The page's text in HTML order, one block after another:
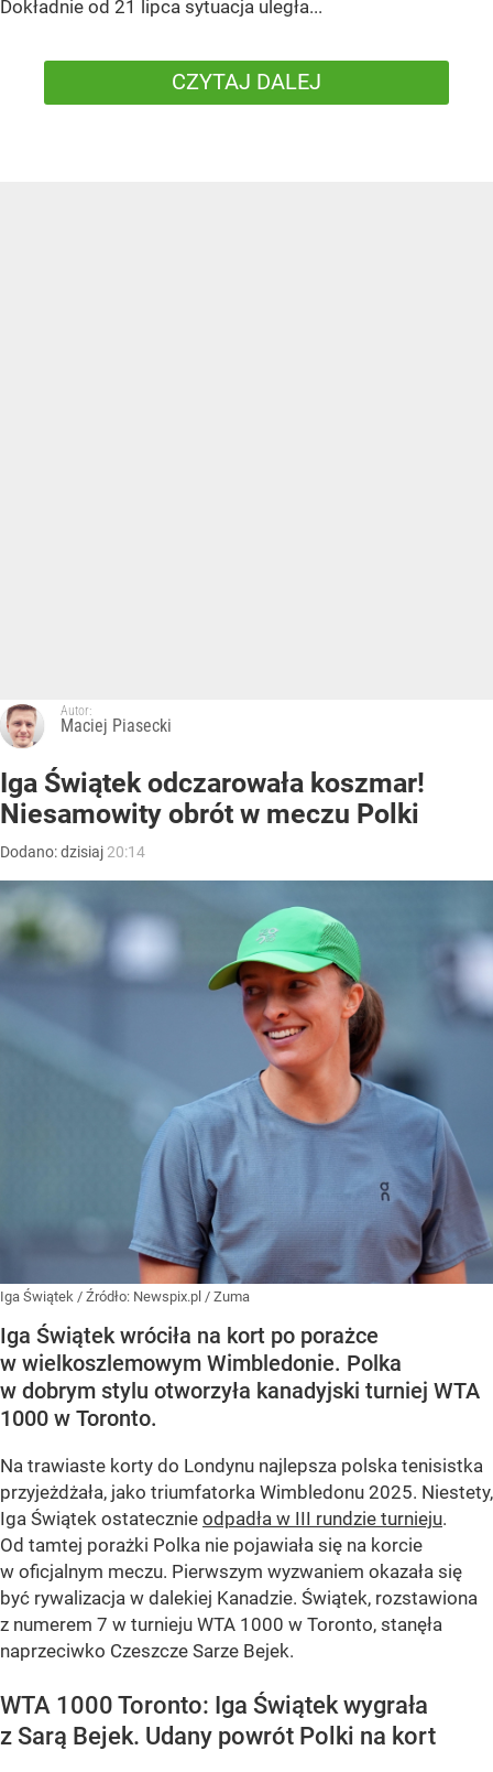
Dokładnie od 21 lipca sytuacja uległa...
CZYTAJ DALEJ
Autor:
Maciej Piasecki
Iga Świątek odczarowała koszmar!
Niesamowity obrót w meczu Polki
Dodano:dzisiaj 20:14
Iga Świątek / Źródło: Newspix.pl / Zuma
Iga Świątek wróciła na kort po porażce
w wielkoszlemowym Wimbledonie. Polka
w dobrym stylu otworzyła kanadyjski turniej WTA
1000 w Toronto.
Na trawiaste korty do Londynu najlepsza polska tenisistka
przyjeżdżała, jako triumfatorka Wimbledonu 2025. Niestety,
Iga Świątek ostatecznie odpadła w III rundzie turnieju.
Od tamtej porażki Polka nie pojawiała się na korcie
w oficjalnym meczu. Pierwszym wyzwaniem okazała się
być rywalizacja w dalekiej Kanadzie. Świątek, rozstawiona
z numerem 7 w turnieju WTA 1000 w Toronto, stanęła
naprzeciwko Czeszcze Sarze Bejek.
WTA 1000 Toronto: Iga Świątek wygrała
z Sarą Bejek. Udany powrót Polki na kort